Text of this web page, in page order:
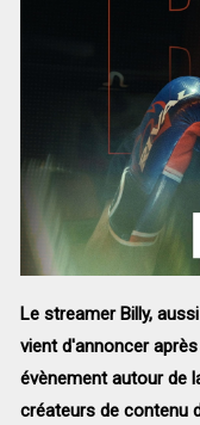
Le streamer Billy,
vient d'annoncer
évènement autour de
créateurs de contenu